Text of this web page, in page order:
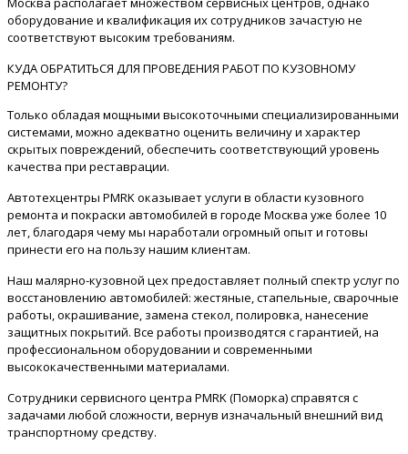
оборудование и квалификация их сотрудников зачастую не
соответствуют высоким требованиям.
КУДА ОБРАТИТЬСЯ ДЛЯ ПРОВЕДЕНИЯ РАБОТ ПО КУЗОВНОМУ
РЕМОНТУ?
Только обладая мощными высокоточными специализированными
системами, можно адекватно оценить величину и характер
скрытых повреждений, обеспечить соответствующий уровень
качества при реставрации.
Автотехцентры PMRK оказывает услуги в области кузовного
ремонта и покраски автомобилей в городе Москва уже более 10
лет, благодаря чему мы наработали огромный опыт и готовы
принести его на пользу нашим клиентам.
Наш малярно-кузовной цех предоставляет полный спектр услуг по
восстановлению автомобилей: жестяные, стапельные, сварочные
работы, окрашивание, замена стекол, полировка, нанесение
защитных покрытий. Все работы производятся с гарантией, на
профессиональном оборудовании и современными
высококачественными материалами.
Сотрудники сервисного центра PMRK (Поморка) справятся с
задачами любой сложности, вернув изначальный внешний вид
транспортному средству.